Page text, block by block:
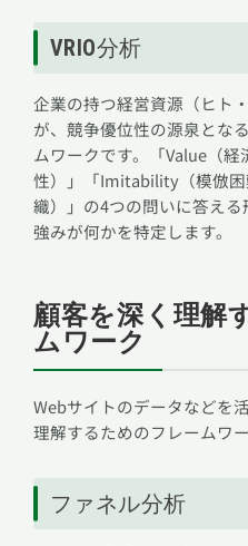
VRIO分析
企業の持つ経営資源（ヒト
が、競争優位性の源泉とな
ムワークです。「Value（
性）」「Imitability（模倣
織）」の4つの問いに答え
強みが何かを特定します。
顧客を深く理解
ムワーク
Webサイトのデータなどを
理解するためのフレームワー
ファネル分析